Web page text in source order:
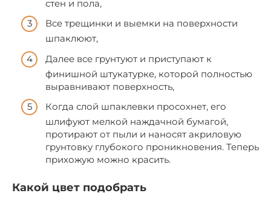
стен и пола,
Все трещинки и выемки на поверхности
шпаклюют,
Далее все грунтуют и приступают к
финишной штукатурке, которой полностью
выравнивают поверхность,
Когда слой шпаклевки просохнет, его
шлифуют мелкой наждачной бумагой,
протирают от пыли и наносят акриловую
грунтовку глубокого проникновения. Теперь
прихожую можно красить.
Какой цвет подобрать